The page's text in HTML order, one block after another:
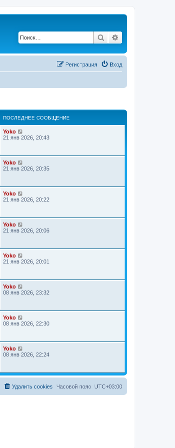
Поиск
Вход
Регистрация
ПОСЛЕДНЕЕ СООБЩЕНИЕ
Yoko
21 янв 2026, 20:43
Yoko
21 янв 2026, 20:35
Yoko
21 янв 2026, 20:22
Yoko
21 янв 2026, 20:06
Yoko
21 янв 2026, 20:01
Yoko
08 янв 2026, 23:32
Yoko
08 янв 2026, 22:30
Yoko
08 янв 2026, 22:24
Часовой пояс: UTC+03:00
Удалить cookies